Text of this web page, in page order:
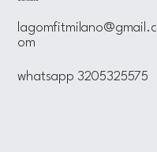
lagomfitmilano@gmail.c
om
whatsapp 3205325575